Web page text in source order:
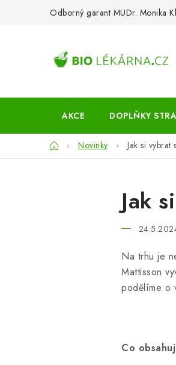
Odborný garant MUDr. Monika
AKCE DOPLŇKY
DomůNovinky Jak si vybrat
Jak
Na trhu je
Mattisson
podělíme o
Co